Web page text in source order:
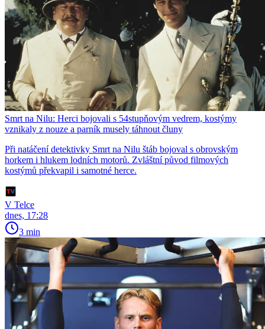
Smrt na Nilu: Herci bojovali s 54stupňovým vedrem, kostýmy
vznikaly z nouze a parník musely táhnout čluny
Při natáčení detektivky Smrt na Nilu štáb bojoval s obrovským
horkem i hlukem lodních motorů. Zvláštní původ filmových
kostýmů překvapil i samotné herce.
V Telce
dnes, 17:28
3 min